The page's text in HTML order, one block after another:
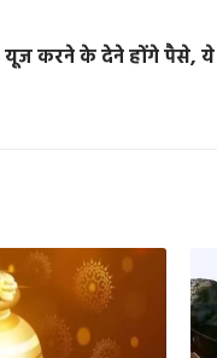
करने के देने होंगे पैसे, ये